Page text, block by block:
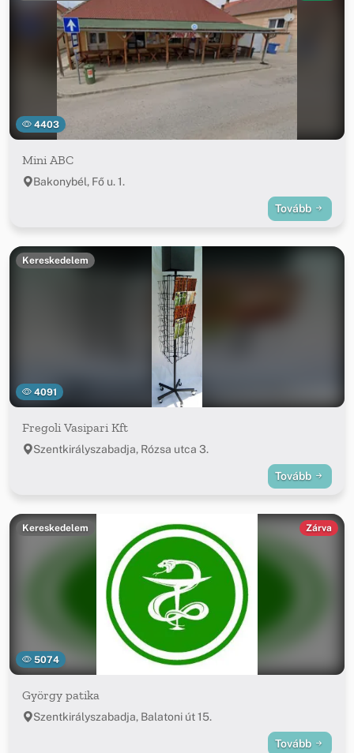
4403
Mini ABC
Bakonybél, Fő u. 1.
Tovább
4091
Kereskedelem
Fregoli Vasipari Kft
Szentkirályszabadja, Rózsa utca 3.
Tovább
5074
Kereskedelem Zárva
György patika
Szentkirályszabadja, Balatoni út 15.
Tovább